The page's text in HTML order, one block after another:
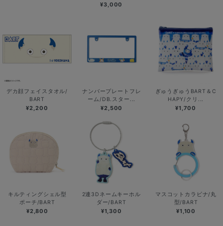
¥3,000
デカ顔フェイスタオル/
BART
¥2,200
ナンバープレートフレ
ーム/DB.スター...
¥2,500
ぎゅうぎゅうBART＆C
HAPY/クリ...
¥1,700
キルティングシェル型
ポーチ/BART
¥2,800
2連3Dネームキーホル
ダー/BART
¥1,300
マスコットカラビナ/丸
型/BART
¥1,100